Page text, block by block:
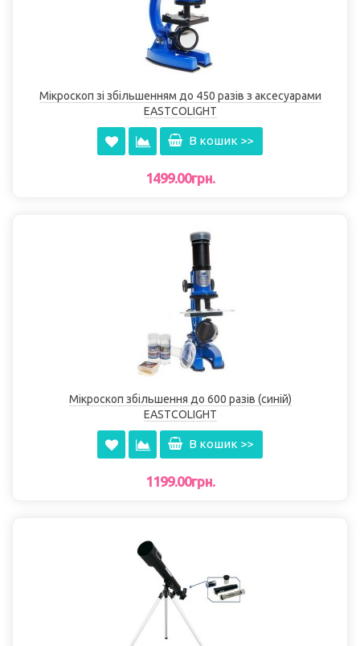
Мікроскоп зі збільшенням до 450 разів з аксесуарами
EASTCOLІGHT
В кошик >>
1499.00грн.
Мікроскоп збільшення до 600 разів (синій)
EASTCOLІGHT
В кошик >>
1199.00грн.